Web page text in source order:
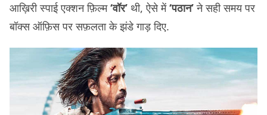
आख़िरी स्पाई एक्शन फ़िल्म‘वॉर’ थी, ऐसे में‘पठान’ने सही समय पर
बॉक्स ऑफ़िस पर सफ़लता के झंडे गाड़ दिए.